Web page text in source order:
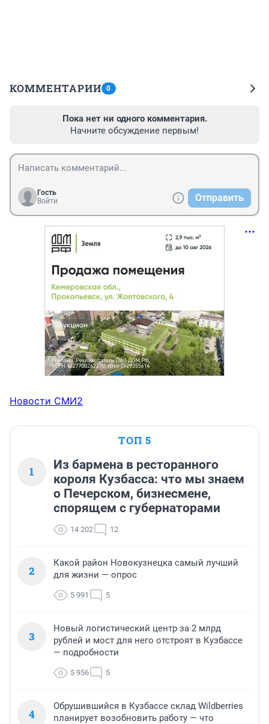
КОММЕНТАРИИ 0
Пока нет ни одного комментария.
Начните обсуждение первым!
Гость
Войти
Отправить
Новости СМИ2
ТОП 5
1
Из бармена в ресторанного
короля Кузбасса: что мы знаем
о Печерском, бизнесмене,
спорящем с губернаторами
14 202 12
2
Какой район Новокузнецка самый лучший
для жизни — опрос
5 991 5
3
Новый логистический центр за 2 млрд
рублей и мост для него отстроят в Кузбассе
— подробности
5 956 5
4
Обрушившийся в Кузбассе склад Wildberries
планирует возобновить работу — что